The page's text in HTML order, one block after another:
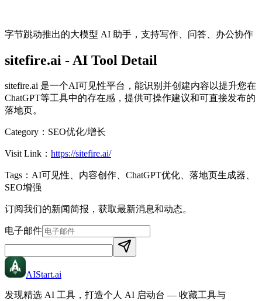
字节跳动推出的大模型 AI 助手，支持写作、问答、办公协作
sitefire.ai - AI Tool Detail
sitefire.ai 是一个AI可见性平台，能识别并创建内容以提升您在
ChatGPT等工具中的存在感，提供可操作建议和可直接发布的
落地页。
Category： SEO优化/增长
Visit Link： https://sitefire.ai/
Tags： AI可见性、内容创作、ChatGPT优化、落地页生成器、
SEO增强
订阅我们的新闻简报，获取最新消息和动态。
电子邮件
AIStart.ai
发现精选 AI 工具，打造个人 AI 启动台 — 收藏工具与